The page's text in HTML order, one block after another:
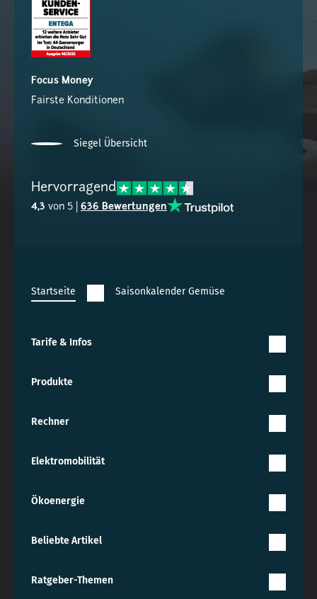
Focus Money
Fairste Konditionen
Siegel Übersicht
Hervorragend
4,3 von 5 | 636 Bewertungen
Startseite Saisonkalender Gemüse
Tarife & Infos
Produkte
Rechner
Elektromobilität
Ökoenergie
Beliebte Artikel
Ratgeber-Themen